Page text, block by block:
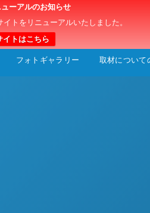
ーアルのお知らせ
トをリニューアルいたしました。
イトはこちら
カー選手権（U-15）大
フォトギャラリー 取材について